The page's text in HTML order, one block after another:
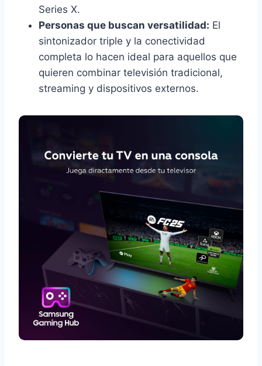
Series X.
Personas que buscan versatilidad: El
sintonizador triple y la conectividad
completa lo hacen ideal para aquellos que
quieren combinar televisión tradicional,
streaming y dispositivos externos.